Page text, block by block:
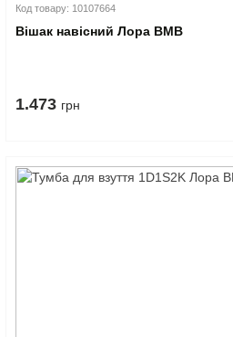
Код товару: 10107664
Вішак навісний Лора ВМВ
1.473 грн